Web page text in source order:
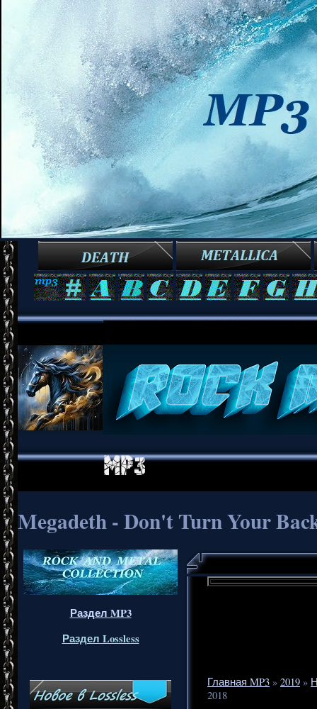
Megadeth - Don't Turn Your
Раздел MP3
Раздел Lossless
Главная MP3 » 2019 »
2018